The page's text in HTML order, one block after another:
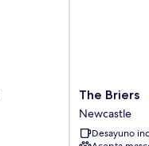
The
Briers
Newcastle
The Briers
Newcastle
Desayuno